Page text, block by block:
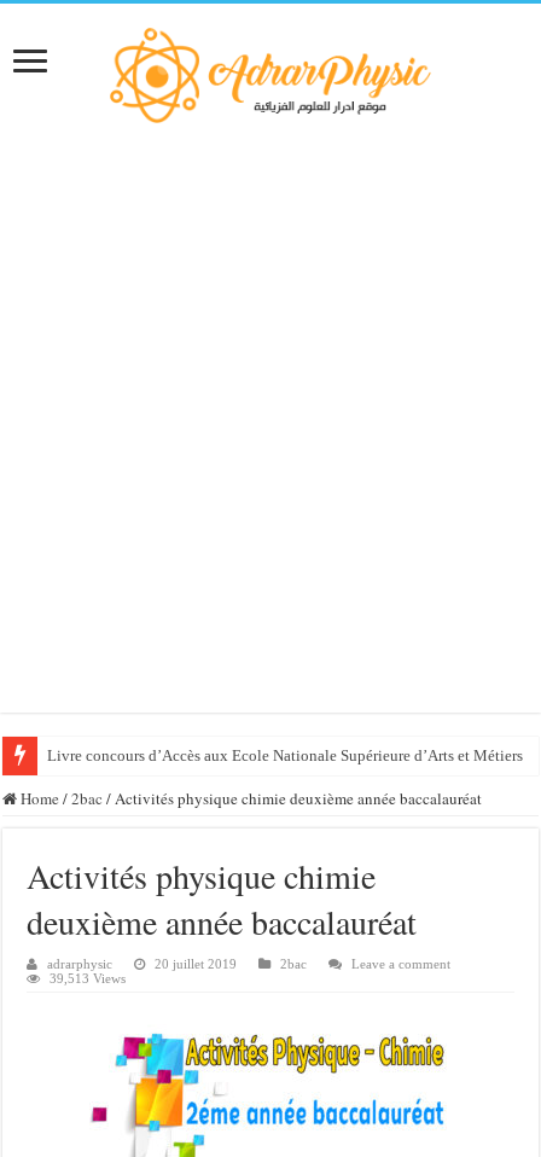
Livre concours d’Accès aux Ecole Nationale Supérieure d’Arts et Métiers
Home /2bac /Activités physique chimie deuxième année baccalauréat
Activités physique chimie
deuxième année baccalauréat
adrarphysic 20 juillet 2019 2bac
Leave a comment
39,513 Views